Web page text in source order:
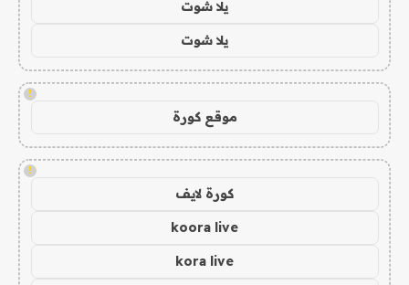
يلا شوت
يلا شوت
!
موقع كورة
!
كورة لايف
koora live
kora live